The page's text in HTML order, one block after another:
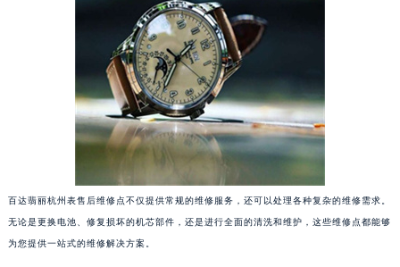
百达翡丽杭州表售后维修点不仅提供常规的维修服务，还可以处理各种复杂的维修需求。
无论是更换电池、修复损坏的机芯部件，还是进行全面的清洗和维护，这些维修点都能够
为您提供一站式的维修解决方案。